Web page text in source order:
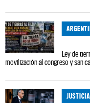
Ley de
movilización al congreso y san
JUSTICIA